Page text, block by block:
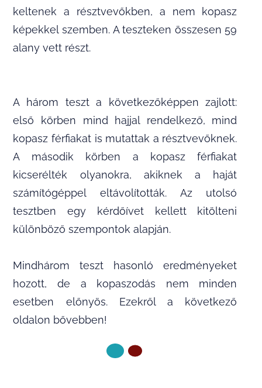
keltenek a résztvevőkben, a nem kopasz
képekkel szemben. A teszteken összesen 59
alany vett részt.
A három teszt a következőképpen zajlott:
első körben mind hajjal rendelkező, mind
kopasz férfiakat is mutattak a résztvevőknek.
A második körben a kopasz férfiakat
kicserélték olyanokra, akiknek a haját
számítógéppel eltávolították. Az utolsó
tesztben egy kérdőívet kellett kitölteni
különböző szempontok alapján.
Mindhárom teszt hasonló eredményeket
hozott, de a kopaszodás nem minden
esetben előnyös. Ezekről a következő
oldalon bővebben!